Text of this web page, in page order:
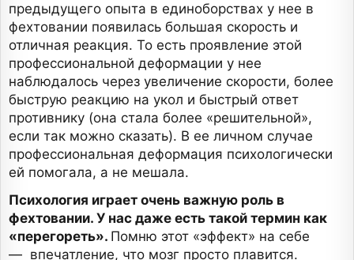
предыдущего опыта в единоборствах у нее в
фехтовании появилась большая скорость и
отличная реакция. То есть проявление этой
профессиональной деформации у нее
наблюдалось через увеличение скорости, более
быструю реакцию на укол и быстрый ответ
противнику (она стала более «решительной»,
если так можно сказать). В ее личном случае
профессиональная деформация психологически
ей помогала, а не мешала.
Психология играет очень важную роль в
фехтовании. У нас даже есть такой термин как
«перегореть». Помню этот «эффект» на себе
— впечатление, что мозг просто плавится.